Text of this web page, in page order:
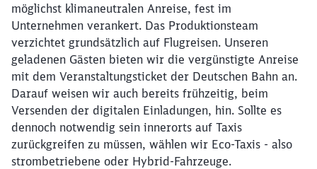
möglichst klimaneutralen Anreise, fest im
Unternehmen verankert. Das Produktionsteam
verzichtet grundsätzlich auf Flugreisen. Unseren
geladenen Gästen bieten wir die vergünstigte Anreise
mit dem Veranstaltungsticket der Deutschen Bahn an.
Darauf weisen wir auch bereits frühzeitig, beim
Versenden der digitalen Einladungen, hin. Sollte es
dennoch notwendig sein innerorts auf Taxis
zurückgreifen zu müssen, wählen wir Eco-Taxis - also
strombetriebene oder Hybrid-Fahrzeuge.